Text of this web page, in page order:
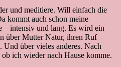
und meditiere. Will einfach die
kommt auch schon meine
– intensiv und lang. Es wird ein
über Mutter Natur, ihren Ruf –
Und über vieles anderes. Nach
ich wieder nach Hause komme.